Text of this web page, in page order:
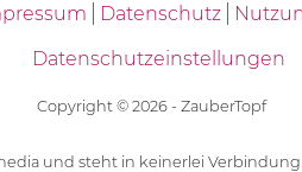
Datenschutz
Datenschutzeinstellungen
Copyright © 2026 - ZauberTopf
und steht in keinerlei